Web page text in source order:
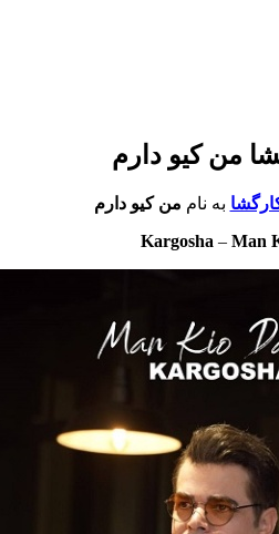
کیو دارم
به نام من کیو دارم
Kargosha–